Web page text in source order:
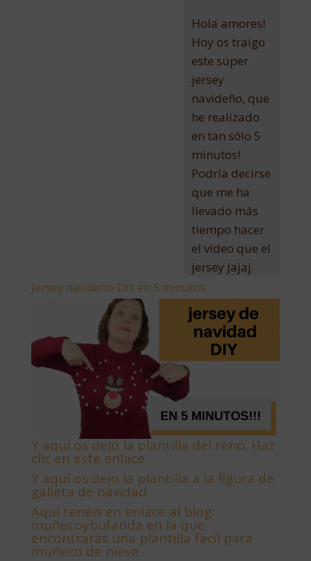
Hola amores!
Hoy os traigo
este súper
jersey
navideño, que
he realizado
en tan sólo 5
minutos!
Podría decirse
que me ha
llevado más
tiempo hacer
el vídeo que el
jersey jajaj
Jersey navideño DIY en 5 minutos
Y aquí os dejo la plantilla del reno. Haz
clic en este enlace
Y aquí os dejo la plantilla a la figura de
galleta de navidad
Aquí tenéis en enlace al blog
muñecoybufanda en la que
encontrarás una plantilla fácil para
muñeco de nieve